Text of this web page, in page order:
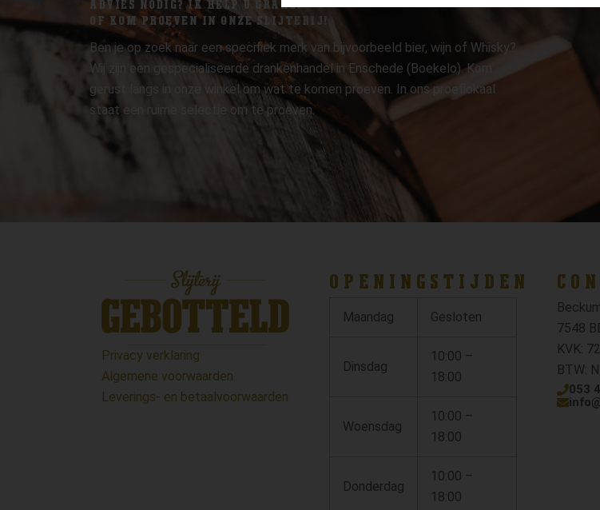
ADVIES NODIG? IK HELP U GRAAG.
OF KOM PROEVEN IN ONZE SLIJTERIJ!
Ben je op zoek naar een specifiek merk van bijvoorbeeld bier, wijn of Whisky?
Wij zijn een gespecialiseerde drankenhandel in Enschede (Boekelo). Kom
gerust langs in onze winkel om wat te komen proeven. In ons proeflokaal
staat een ruime selectie om te proeven.
Privacy verklaring
Algemene voorwaarden
Leverings- en betaalvoorwaarden
OPENINGSTIJDEN
Maandag Gesloten
Dinsdag
10:00 –
18:00
Woensdag
10:00 –
18:00
Donderdag
10:00 –
18:00
7548
KVK:
BTW:
053